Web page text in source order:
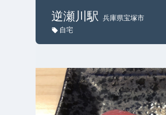
逆瀬川駅
兵庫県宝塚市
自宅